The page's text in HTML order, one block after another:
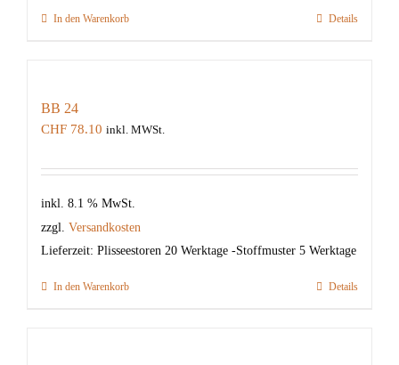
In den Warenkorb Details
BB 24
CHF 78.10 inkl. MWSt.
inkl. 8.1 % MwSt.
zzgl. Versandkosten
Lieferzeit: Plisseestoren 20 Werktage -Stoffmuster 5 Werktage
In den Warenkorb Details